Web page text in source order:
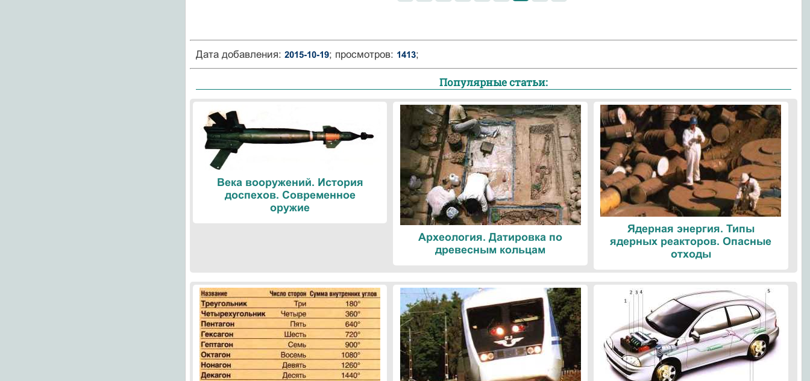
Дата добавления: 2015-10-19; просмотров: 1413;
Популярные статьи:
Века вооружений. История
доспехов. Современное
оружие
Археология. Датировка по
древесным кольцам
Ядерная энергия. Типы
ядерных реакторов. Опасные
отходы